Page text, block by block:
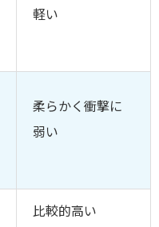
軽い
柔らかく衝撃に
弱い
比較的高い